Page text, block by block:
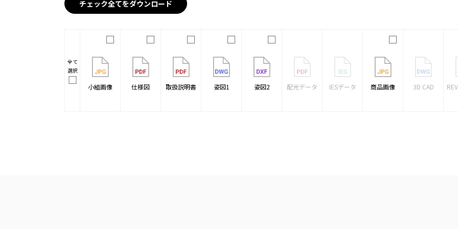
チェック全てをダウンロード
全て
選択
小組画像 仕様図 取扱説明書 姿図1 姿図2 配光データ IESデータ 商品画像 3D CAD